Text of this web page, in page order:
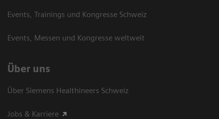
Events, Trainings und Kongresse Schweiz
Events, Messen und Kongresse weltweit
Über uns
Über Siemens Healthineers Schweiz
Jobs & Karriere